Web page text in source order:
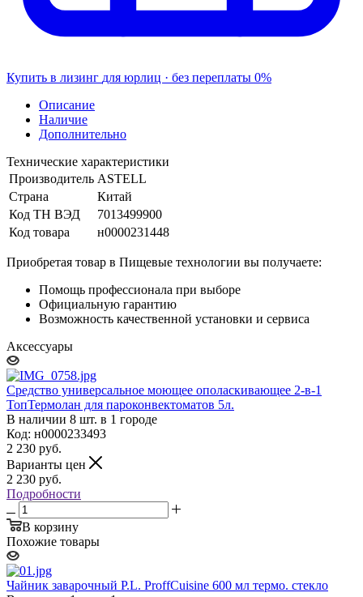
Купить в лизинг для юрлиц · без переплаты 0%
Описание
Наличие
Дополнительно
Технические характеристики
Производитель ASTELL
Страна
Китай
Код ТН ВЭД
7013499900
Код товара
н0000231448
Приобретая товар в Пищевые технологии вы получаете:
Помощь профессионала при выборе
Официальную гарантию
Возможность качественной установки и сервиса
Аксессуары
Средство универсальное моющее ополаскивающее 2-в-1
ТопТермолан для пароконвектоматов 5л.
В наличии 8 шт. в 1 городе
Код: н0000233493
2 230 руб.
Варианты цен
2 230 руб.
Подробности
В корзину
Похожие товары
Чайник заварочный P.L. ProffСuisine 600 мл термо. стекло